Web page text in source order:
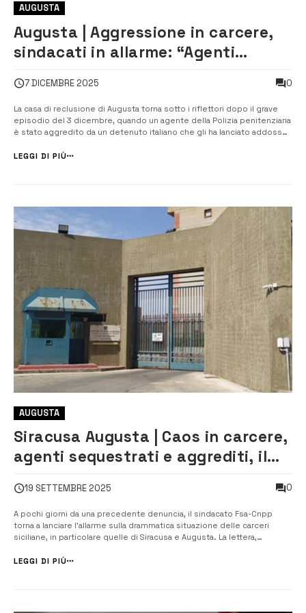
AUGUSTA
Augusta | Aggressione in carcere,
sindacati in allarme: “Agenti
7 DICEMBRE 2025 0
La casa di reclusione di Augusta torna sotto i riflettori dopo il grave
episodio del 3 dicembre, quando un agente della Polizia penitenziaria
è stato aggredito da un detenuto italiano che gli ha lanciato addosso
avvicinato alla stanza detentiva richiamato dallo stesso recluso,...
LEGGI DI PIÙ
AUGUSTA
Siracusa Augusta | Caos in carcere,
agenti sequestrati e aggrediti, il
ignorata
19 SETTEMBRE 2025 0
A pochi giorni da una precedente denuncia, il sindacato Fsa-Cnpp
torna a lanciare l’allarme sulla drammatica situazione delle carceri
siciliane, in particolare quelle di Siracusa e Augusta. La lettera,
conoscenza, alla presidente del Consiglio Giorgia Meloni e al ministro
LEGGI DI PIÙ